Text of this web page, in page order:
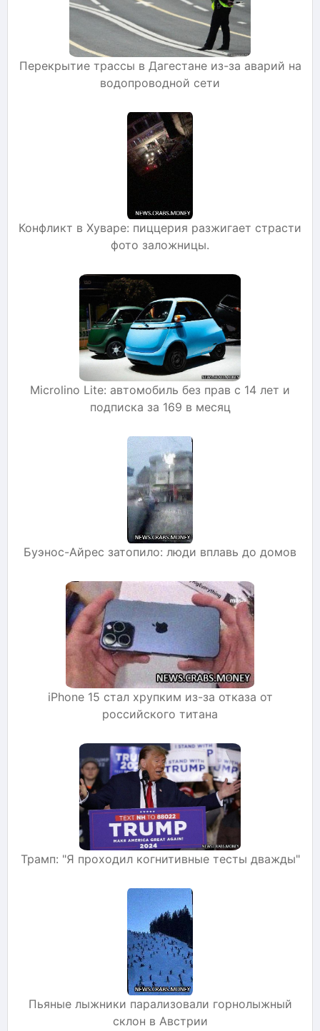
Перекрытие трассы в Дагестане из-за аварий на
водопроводной сети
Конфликт в Хуваре: пиццерия разжигает страсти
фото заложницы.
Microlino Lite: автомобиль без прав с 14 лет и
подписка за 169 в месяц
Буэнос-Айрес затопило: люди вплавь до домов
iPhone 15 стал хрупким из-за отказа от
российского титана
Трамп: "Я проходил когнитивные тесты дважды"
Пьяные лыжники парализовали горнолыжный
склон в Австрии